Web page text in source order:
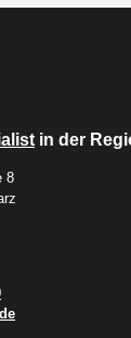
in der
8